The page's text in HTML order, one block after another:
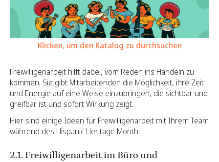
Klicken, um den Katalog zu durchsuchen
Freiwilligenarbeit hilft dabei, vom Reden ins Handeln zu
kommen. Sie gibt Mitarbeitenden die Möglichkeit, ihre Zeit
und Energie auf eine Weise einzubringen, die sichtbar und
greifbar ist und sofort Wirkung zeigt.
Hier sind einige Ideen für Freiwilligenarbeit mit Ihrem Team
während des Hispanic Heritage Month:
2.1. Freiwilligenarbeit im Büro und